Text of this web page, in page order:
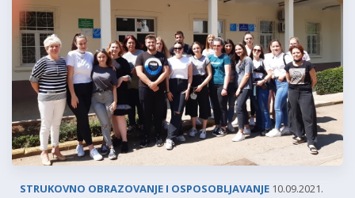
STRUKOVNO OBRAZOVANJE I OSPOSOBLJAVANJE 10.09.2021.